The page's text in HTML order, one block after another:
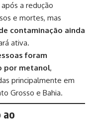
a redução
e mortes, mas
contaminação ainda
ativa.
foram
por metanol,
principalmente em
Grosso e Bahia.
ao